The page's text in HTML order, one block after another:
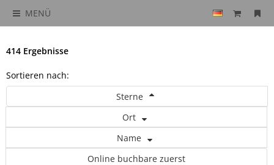
MENÜ
414 Ergebnisse
Sortieren nach:
Sterne
Ort
Name
Online buchbare zuerst